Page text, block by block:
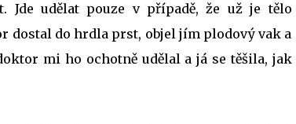
Jde udělat pouze v případě, že už je tělo
dostal do hrdla prst, objel jím plodový vak a
mi ho ochotně udělal a já se těšila, jak